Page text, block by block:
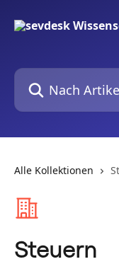
Nach Artikeln
Alle Kollektionen
Steuern